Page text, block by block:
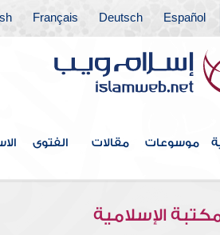
Español
Deutsch
Français
موسوعات مقالات الفتوى
الإسلامية
النجم
القمر
الرحمن
الواقعة
الحديد
المجادلة